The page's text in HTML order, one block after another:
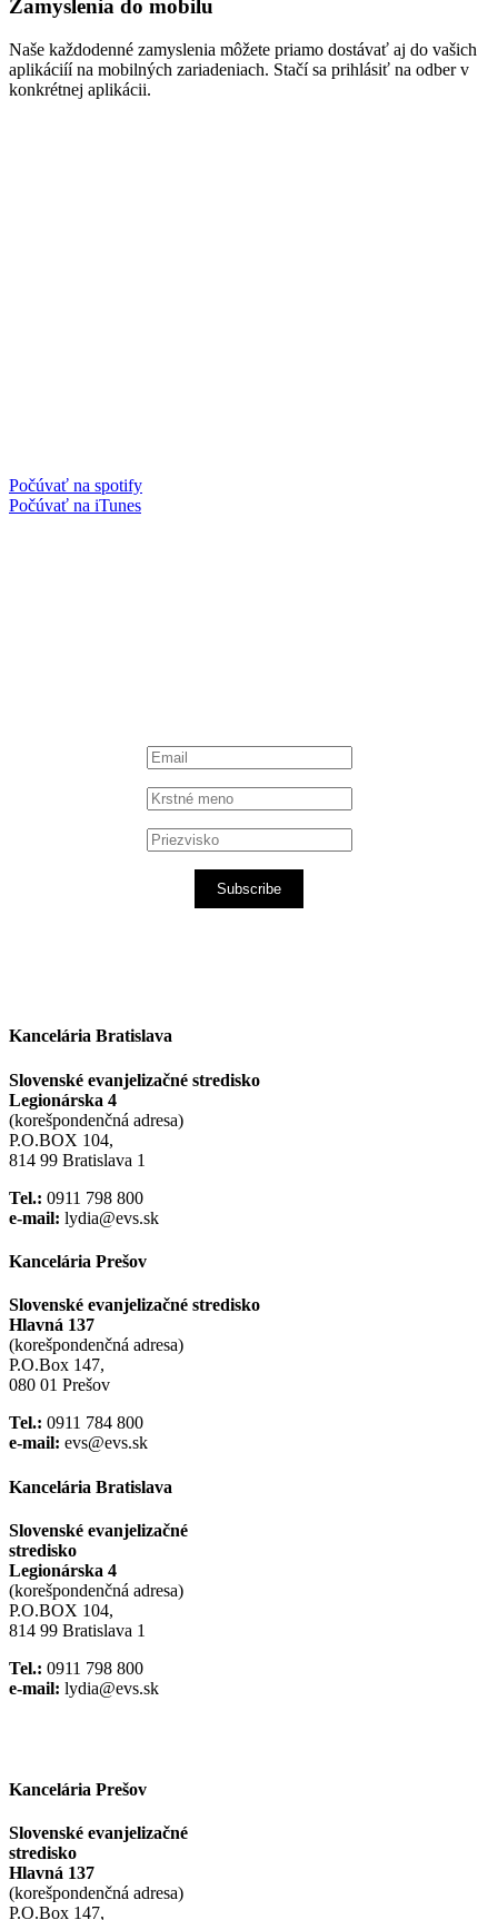
Zamyslenia do mobilu
Naše každodenné zamyslenia môžete priamo dostávať aj do vašich
aplikáciíí na mobilných zariadeniach. Stačí sa prihlásiť na odber v
konkrétnej aplikácii.
Počúvať na spotify
Počúvať na iTunes
Subscribe
Kancelária Bratislava
Slovenské evanjelizačné stredisko
Legionárska 4
(korešpondenčná adresa)
P.O.BOX 104,
814 99 Bratislava 1
Tel.: 0911 798 800
e-mail: lydia@evs.sk
Kancelária Prešov
Slovenské evanjelizačné stredisko
Hlavná 137
(korešpondenčná adresa)
P.O.Box 147,
080 01 Prešov
Tel.: 0911 784 800
e-mail: evs@evs.sk
Kancelária Bratislava
Slovenské evanjelizačné
stredisko
Legionárska 4
(korešpondenčná adresa)
P.O.BOX 104,
814 99 Bratislava 1
Tel.: 0911 798 800
e-mail: lydia@evs.sk
Kancelária Prešov
Slovenské evanjelizačné
stredisko
Hlavná 137
(korešpondenčná adresa)
P.O.Box 147,